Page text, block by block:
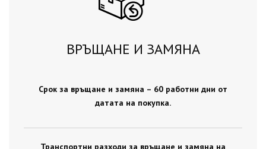
ВРЪЩАНЕ И ЗАМЯНА
Срок за връщане и замяна – 60 работни дни от
датата на покупка.